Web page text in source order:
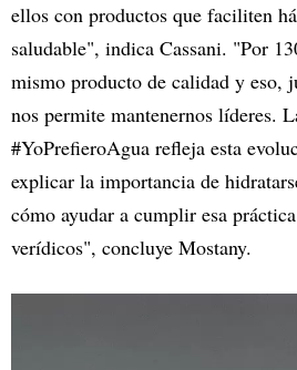
ellos con productos que faciliten
saludable", indica Cassani. "Por
mismo producto de calidad y eso,
nos permite mantenernos líderes.
#YoPrefieroAgua refleja esta
explicar la importancia de
cómo ayudar a cumplir esa
verídicos", concluye Mostany.